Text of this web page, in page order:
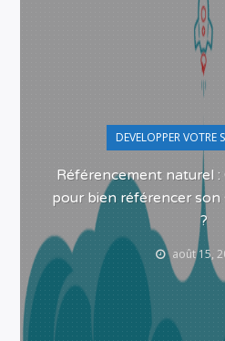
DEVELOPPER VOTRE
Référencement naturel
pour bien référencer son
?
août 15,